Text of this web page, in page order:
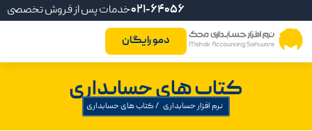
خدمات پس از فروش تخصصی021-64056
دمو رایگان
کتاب های حسابداری
نرم افزار حسابداری /کتاب های حسابداری